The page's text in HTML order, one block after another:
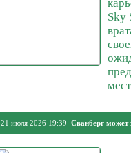
Sky
21 июля 2026 19:39 Сванберг может